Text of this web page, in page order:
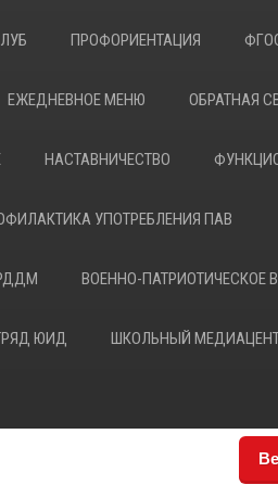
ПРОФОРИЕНТАЦИЯ
ЕЖЕДНЕВНОЕ МЕНЮ ОБРАТНАЯ
НАСТАВНИЧЕСТВО
УПОТРЕБЛЕНИЯ ПАВ
ВОЕННО-ПАТРИОТИЧЕСКОЕ
ЮИД ШКОЛЬНЫЙ